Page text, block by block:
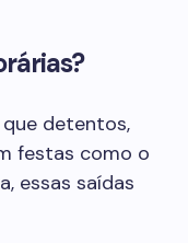
detentos,
festas como o
essas saídas